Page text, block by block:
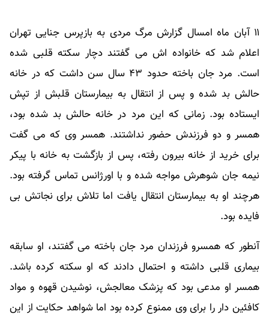
۱۱ آبان ماه امسال گزارش مرگ مردی به بازپرس جنایی تهران
اعلام شد که خانواده اش می گفتند دچار سکته قلبی شده
است. مرد جان باخته حدود ۴۳ سال سن داشت که در خانه
حالش بد شده و پس از انتقال به بیمارستان قلبش از تپش
ایستاده بود. زمانی که این مرد در خانه حالش بد شده بود،
همسر و دو فرزندش حضور نداشتند. همسر وی که می گفت
برای خرید از خانه بیرون رفته، پس از بازگشت به خانه با پیکر
نیمه جان شوهرش مواجه شده و با اورژانس تماس گرفته بود.
هرچند او به بیمارستان انتقال یافت اما تلاش برای نجاتش بی
فایده بود.
آنطور که همسرو فرزندان مرد جان باخته می گفتند، او سابقه
بیماری قلبی داشته و احتمال دادند که او سکته کرده باشد.
همسر او مدعی بود که پزشک معالجش، نوشیدن قهوه و مواد
کافئین دار را برای وی ممنوع کرده بود اما شواهد حکایت از این